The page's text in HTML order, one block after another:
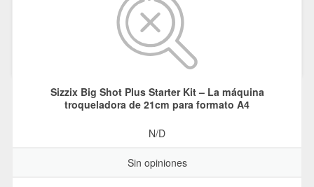
Sizzix Big Shot Plus Starter Kit – La máquina
troqueladora de 21cm para formato A4
N/D
Sin opiniones